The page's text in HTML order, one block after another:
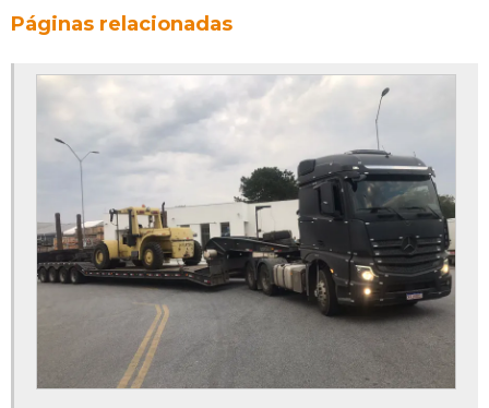
Páginas relacionadas